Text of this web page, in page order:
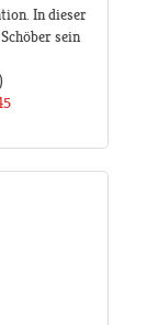
In dieser
sein